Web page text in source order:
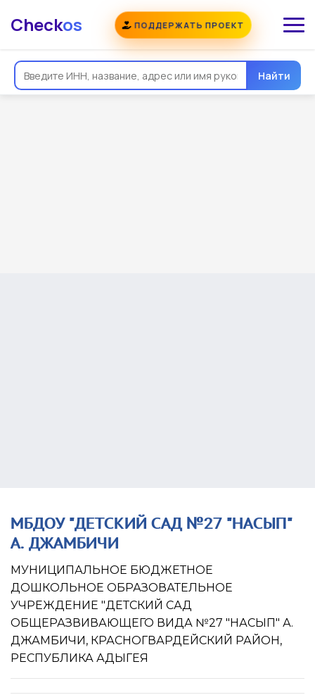
Checkos ПОДДЕРЖАТЬ ПРОЕКТ
Найти
МБДОУ "ДЕТСКИЙ САД №27 "НАСЫП"
А. ДЖАМБИЧИ
МУНИЦИПАЛЬНОЕ БЮДЖЕТНОЕ
ДОШКОЛЬНОЕ ОБРАЗОВАТЕЛЬНОЕ
УЧРЕЖДЕНИЕ "ДЕТСКИЙ САД
ОБЩЕРАЗВИВАЮЩЕГО ВИДА №27 "НАСЫП" А.
ДЖАМБИЧИ, КРАСНОГВАРДЕЙСКИЙ РАЙОН,
РЕСПУБЛИКА АДЫГЕЯ